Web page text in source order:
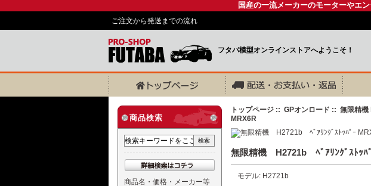
国産の一流メーカーのモーターやエ
ご注文から発送までの流れ
フタバ模型オンラインストアへようこそ！
商品検索
商品名・価格・メーカー等
トップページ :: GPオンロード :: 無限精機
MRX6R
無限精機 H2721b ﾍﾞｱﾘﾝｸﾞｽﾄｯﾊ
モデル: H2721b